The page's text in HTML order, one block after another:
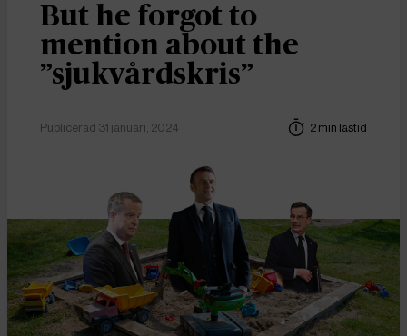
But he forgot to
mention about the
”sjukvårdskris”
Publicerad 31 januari, 2024 2 min lästid